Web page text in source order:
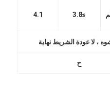
≥3.8
4.1
، لا عودة الشريط نهاية
ح